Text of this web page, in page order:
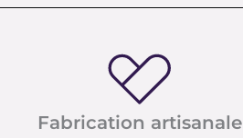
Fabrication artisanale